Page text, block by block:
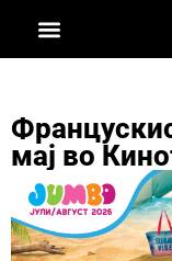
мај во